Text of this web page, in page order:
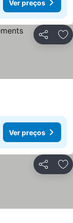
Ver preços
Partilhar
Ver preços
Partilhar